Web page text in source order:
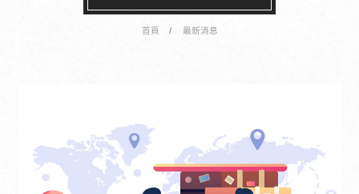
首頁 最新消息